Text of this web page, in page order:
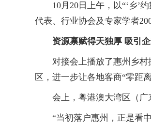
10月20日上午，以“‘乡’约
代表、行业协会及专家学者
资源禀赋得天独厚 吸引企
对接会上播放了惠州乡村振
区，进一步让各地客商“零距
会上，粤港澳大湾区（广东
“当初落户惠州，正是看中